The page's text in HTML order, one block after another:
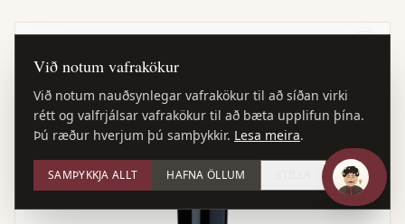
Við notum vafrakökur
Við notum nauðsynlegar vafrakökur til að síðan virki
rétt og valfrjálsar vafrakökur til að bæta upplifun þína.
Þú ræður hverjum þú samþykkir. Lesa meira.
SAMÞYKKJA ALLT HAFNA ÖLLUM